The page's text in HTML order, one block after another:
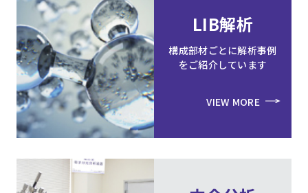
LIB解析
構成部材ごとに解析事例
をご紹介しています
VIEW MORE